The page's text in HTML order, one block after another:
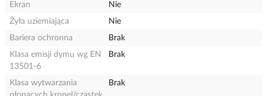
Ekran
Nie
Żyła uziemiająca
Nie
Bariera ochronna
Brak
Klasa emisji dymu wg EN
13501-6
Brak
Klasa wytwarzania
Brak